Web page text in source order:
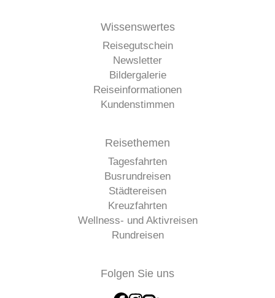
Wissenswertes
Reisegutschein
Newsletter
Bildergalerie
Reiseinformationen
Kundenstimmen
Reisethemen
Tagesfahrten
Busrundreisen
Städtereisen
Kreuzfahrten
Wellness- und Aktivreisen
Rundreisen
Folgen Sie uns